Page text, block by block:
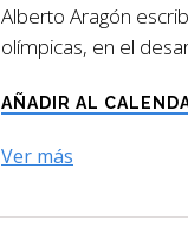
Alberto Aragón
olímpicas, en el
AÑADIR AL
Ver más